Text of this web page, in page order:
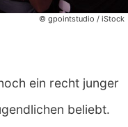
© gpointstudio / iStock
ein recht junger
beliebt.